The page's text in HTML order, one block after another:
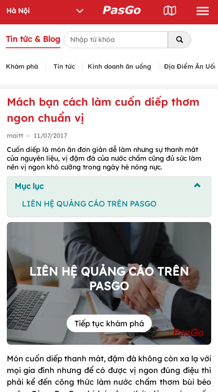
Tin tức & Blog
Khám phá Tin tức Kinh doanh ăn uống Địa Điểm Ăn
Mách bạn cách làm cuốn diếp thơm
ngon chuẩn vị
maitt - 11/07/2017
Cuốn diếp là món ăn đơn giản dễ làm nhưng sự thanh mát
của nguyên liệu, vị đậm đà của nước chấm cũng đủ sức làm
nên vị ngon khó cưỡng trong ngày hè nóng nực.
Mục lục
LIÊN HỆ QUẢNG CÁO TRÊN PASGO
LIÊN HỆ QUẢNG CÁO TRÊN
PASGO
Tiếp tục khám phá
Món cuốn diếp thanh mát, đậm đà không còn xa lạ với
mọi gia đình nhưng để có được vị ngon đúng điệu thì
phải kể đến công thức làm nước chấm thơm bùi béo